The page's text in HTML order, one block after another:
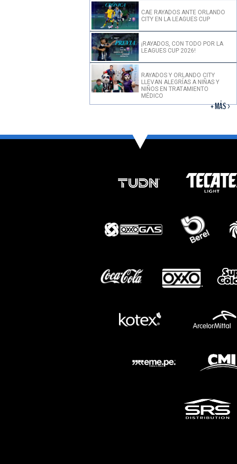
CAE RAYADOS ANTE ORLANDO
CITY EN LA LEAGUES CUP
¡RAYADOS, CON TODO POR LA
LEAGUES CUP 2026!
RAYADOS Y ORLANDO CITY
LLEVAN ALEGRÍAS A NIÑAS Y
NIÑOS EN TRATAMIENTO
MÉDICO
+ MÁS >